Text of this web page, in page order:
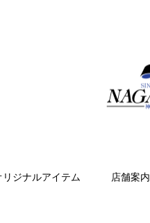
リジナルアイテム 店舗案内